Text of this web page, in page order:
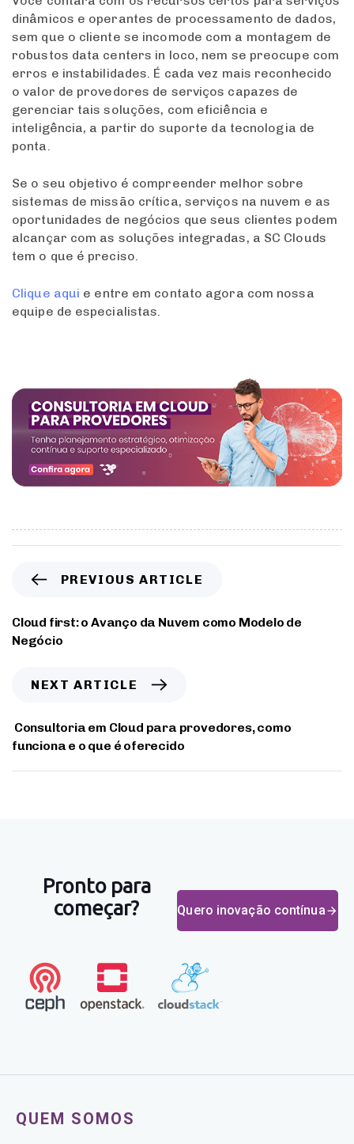
dinâmicos e operantes de processamento de dados,
sem que o cliente se incomode com a montagem de
robustos data centers in loco, nem se preocupe com
erros e instabilidades. É cada vez mais reconhecido
o valor de provedores de serviços capazes de
gerenciar tais soluções, com eficiência e
inteligência, a partir do suporte da tecnologia de
ponta.
Se o seu objetivo é compreender melhor sobre
sistemas de missão crítica, serviços na nuvem e as
oportunidades de negócios que seus clientes podem
alcançar com as soluções integradas, a SC Clouds
tem o que é preciso.
Clique aqui e entre em contato agora com nossa
equipe de especialistas.
PREVIOUS ARTICLE
Cloud first: o Avanço da Nuvem como Modelo de
Negócio
NEXT ARTICLE
Consultoria em Cloud para provedores, como
funciona e o que é oferecido
Pronto para
começar?
Quero inovação contínua
QUEM SOMOS